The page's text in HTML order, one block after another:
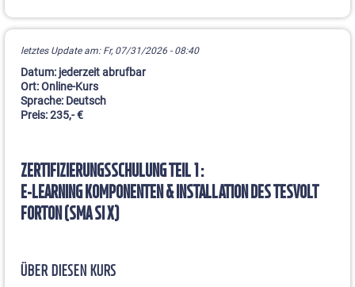
letztes Update am: Fr, 07/31/2026 - 08:40
Datum: jederzeit abrufbar
Ort: Online-Kurs
Sprache: Deutsch
Preis: 235,- €
ZERTIFIZIERUNGSSCHULUNG TEIL 1:
E-LEARNING KOMPONENTEN & INSTALLATION DES TESVOLT
FORTON (SMA SI X)
ÜBER DIESEN KURS